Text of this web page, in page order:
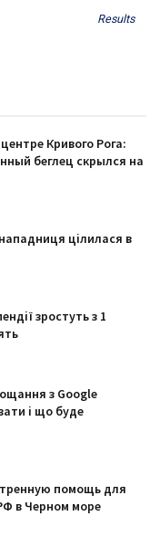
Results
Кривого Рога:
беглец скрылся на
цілилася в
зростуть з 1
з Google
і що буде
помощь для
в Черном море